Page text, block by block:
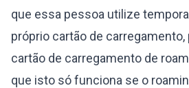
que essa pessoa utilize
próprio cartão de carregamento,
cartão de carregamento de
que isto só funciona se o